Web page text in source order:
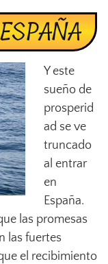
Y este
sueño de
prosperid
ad se ve
truncado
al entrar
en
España.
las promesas
las fuertes
el recibimiento